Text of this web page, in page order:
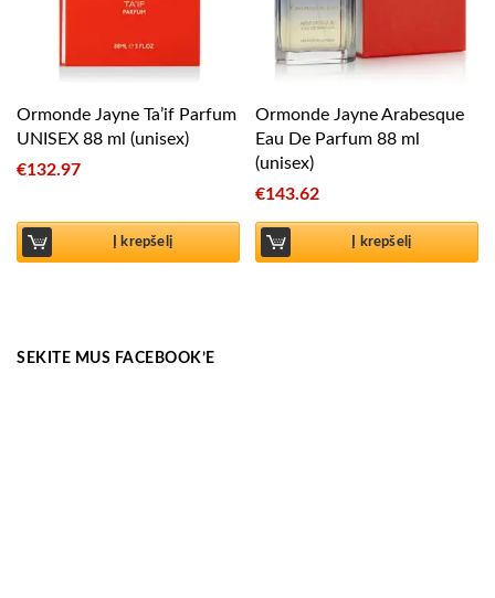
Ormonde Jayne Ta’if Parfum
UNISEX 88 ml (unisex)
€132.97
Į krepšelį
Ormonde Jayne Arabesque
Eau De Parfum 88 ml
(unisex)
€143.62
Į krepšelį
SEKITE MUS FACEBOOK’E